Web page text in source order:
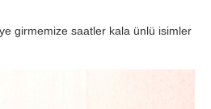
girmemize saatler kala ünlü isimler